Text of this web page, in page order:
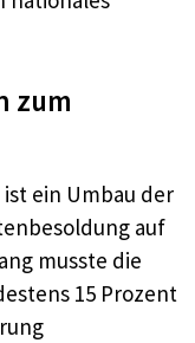
zum
ein Umbau der
auf
musste die
15 Prozent